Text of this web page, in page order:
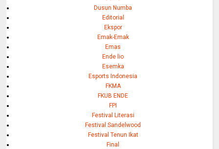
Dusun Numba
Editorial
Ekspor
Emak-Emak
Emas
Ende lio
Esemka
Esports Indonesia
FKMA
FKUB ENDE
FPI
Festival Literasi
Festival Sandelwood
Festival Tenun Ikat
Final